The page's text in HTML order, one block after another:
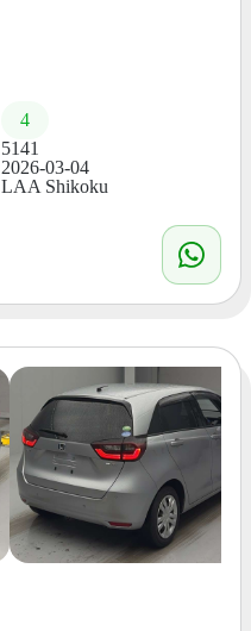
4
5141
2026-03-04
LAA Shikoku